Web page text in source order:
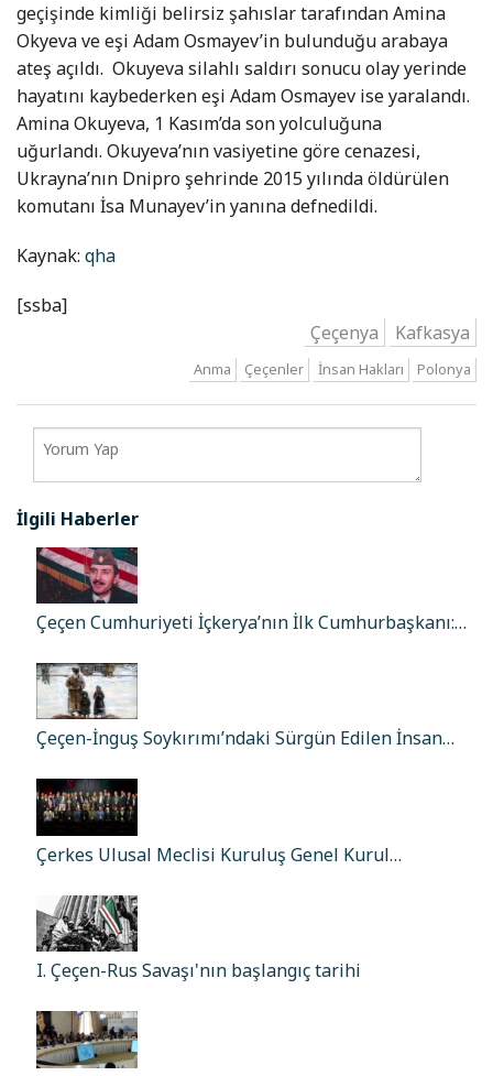
geçişinde kimliği belirsiz şahıslar tarafından Amina
Okyeva ve eşi Adam Osmayev’in bulunduğu arabaya
ateş açıldı. Okuyeva silahlı saldırı sonucu olay yerinde
hayatını kaybederken eşi Adam Osmayev ise yaralandı.
Amina Okuyeva, 1 Kasım’da son yolculuğuna
uğurlandı. Okuyeva’nın vasiyetine göre cenazesi,
Ukrayna’nın Dnipro şehrinde 2015 yılında öldürülen
komutanı İsa Munayev’in yanına defnedildi.
Kaynak: qha
[ssba]
Çeçenya
Kafkasya
Anma Çeçenler İnsan Hakları Polonya
İlgili Haberler
Çeçen Cumhuriyeti İçkerya’nın İlk Cumhurbaşkanı:…
Çeçen-İnguş Soykırımı’ndaki Sürgün Edilen İnsan…
Çerkes Ulusal Meclisi Kuruluş Genel Kurul…
I. Çeçen-Rus Savaşı'nın başlangıç tarihi